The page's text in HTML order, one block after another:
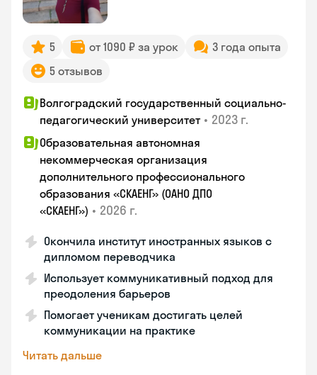
5 от 1090 ₽ за урок
3 года опыта
5 отзывов
Волгоградский государственный социально-
педагогический университет • 2023 г.
Образовательная автономная
некоммерческая организация
дополнительного профессионального
образования «СКАЕНГ» (ОАНО ДПО
«СКАЕНГ») • 2026 г.
Окончила институт иностранных языков с
дипломом переводчика
Использует коммуникативный подход для
преодоления барьеров
Помогает ученикам достигать целей
коммуникации на практике
Читать дальше